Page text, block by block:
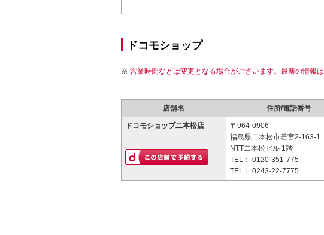
ドコモショップ
営業時間などは変更となる場合がございます。最新の情報は
店舗名 住所/電話番号
ドコモショップ二本松店
〒964-0906
福島県二本松市若宮2-163-1
NTT二本松ビル 1階
TEL： 0120-351-775
TEL： 0243-22-7775